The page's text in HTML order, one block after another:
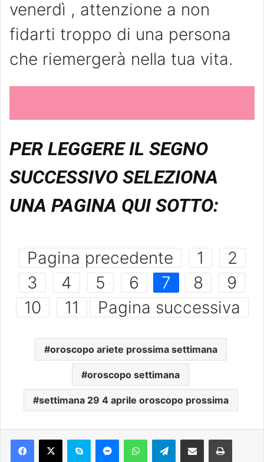
venerdì , attenzione a non
fidarti troppo di una persona
che riemergerà nella tua vita.
PER LEGGERE IL SEGNO
SUCCESSIVO SELEZIONA
UNA PAGINA QUI SOTTO:
Pagina precedente 1
2
3
4 5 6 7 8
9
10
11 Pagina successiva
oroscopo ariete prossima settimana
oroscopo settimana
settimana 29 4 aprile oroscopo prossima